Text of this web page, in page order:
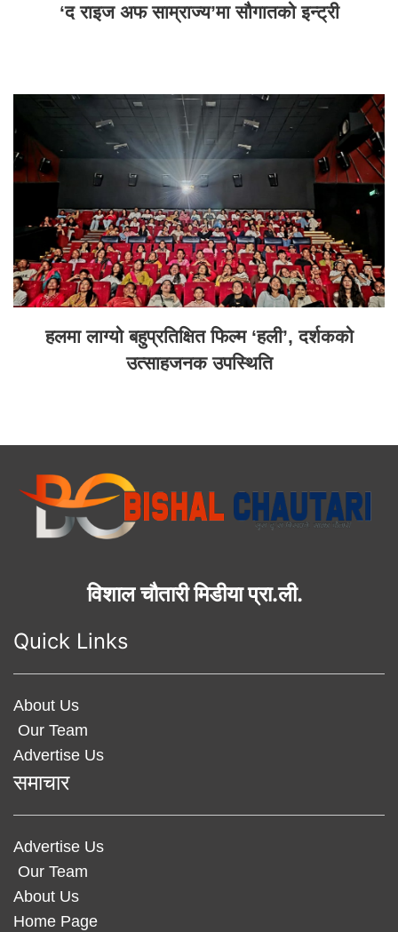
‘द राइज अफ साम्राज्य’मा सौगातको इन्ट्री
हलमा लाग्यो बहुप्रतिक्षित फिल्म ‘हली’, दर्शकको
उत्साहजनक उपस्थिति
विशाल चौतारी मिडीया प्रा.ली.
Quick Links
About Us
Our Team
Advertise Us
समाचार
Advertise Us
Our Team
About Us
Home Page